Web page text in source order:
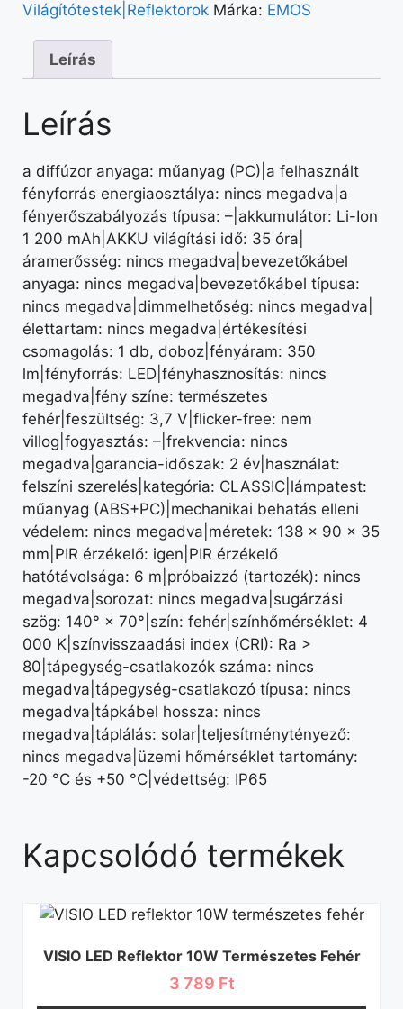
Világítótestek|Reflektorok Márka: EMOS
Leírás
Leírás
a diffúzor anyaga: műanyag (PC)|a felhasznált
fényforrás energiaosztálya: nincs megadva|a
fényerőszabályozás típusa: –|akkumulátor: Li-Ion
1 200 mAh|AKKU világítási idő: 35 óra|
áramerősség: nincs megadva|bevezetőkábel
anyaga: nincs megadva|bevezetőkábel típusa:
nincs megadva|dimmelhetőség: nincs megadva|
élettartam: nincs megadva|értékesítési
csomagolás: 1 db, doboz|fényáram: 350
lm|fényforrás: LED|fényhasznosítás: nincs
megadva|fény színe: természetes
fehér|feszültség: 3,7 V|flicker-free: nem
villog|fogyasztás: –|frekvencia: nincs
megadva|garancia-időszak: 2 év|használat:
felszíni szerelés|kategória: CLASSIC|lámpatest:
műanyag (ABS+PC)|mechanikai behatás elleni
védelem: nincs megadva|méretek: 138 × 90 × 35
mm|PIR érzékelő: igen|PIR érzékelő
hatótávolsága: 6 m|próbaizzó (tartozék): nincs
megadva|sorozat: nincs megadva|sugárzási
szög: 140° × 70°|szín: fehér|színhőmérséklet: 4
000 K|színvisszaadási index (CRI): Ra >
80|tápegység-csatlakozók száma: nincs
megadva|tápegység-csatlakozó típusa: nincs
megadva|tápkábel hossza: nincs
megadva|táplálás: solar|teljesítménytényező:
nincs megadva|üzemi hőmérséklet tartomány:
-20 °C és +50 °C|védettség: IP65
Kapcsolódó termékek
VISIO LED Reflektor 10W Természetes Fehér
3 789 Ft